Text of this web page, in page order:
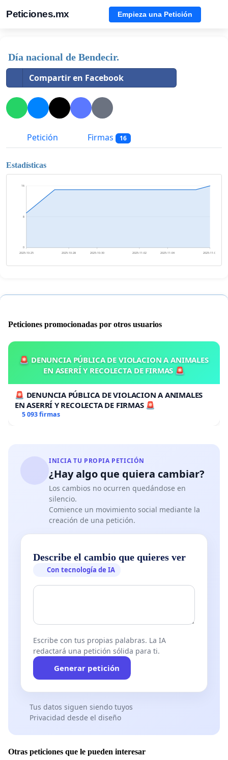
Peticiones.mx Empieza una Petición
Día nacional de Bendecir.
Compartir en Facebook
Petición Firmas 16
Estadísticas
0
8
16
2025-10-25 2025-10-28 2025-10-30 2025-11-02 2025-11-04 2025-11-07
Peticiones promocionadas por otros usuarios
🚨 DENUNCIA PÚBLICA DE VIOLACION A ANIMALES
EN ASERRÍ Y RECOLECTA DE FIRMAS 🚨
🚨 DENUNCIA PÚBLICA DE VIOLACION A ANIMALES
EN ASERRÍ Y RECOLECTA DE FIRMAS 🚨
5 093 firmas
INICIA TU PROPIA PETICIÓN
¿Hay algo que quiera cambiar?
Los cambios no ocurren quedándose en
silencio.
Comience un movimiento social mediante la
creación de una petición.
Describe el cambio que quieres ver
Con tecnología de IA
Escribe con tus propias palabras. La IA
redactará una petición sólida para ti.
Generar petición
Tus datos siguen siendo tuyos
Privacidad desde el diseño
Otras peticiones que le pueden interesar